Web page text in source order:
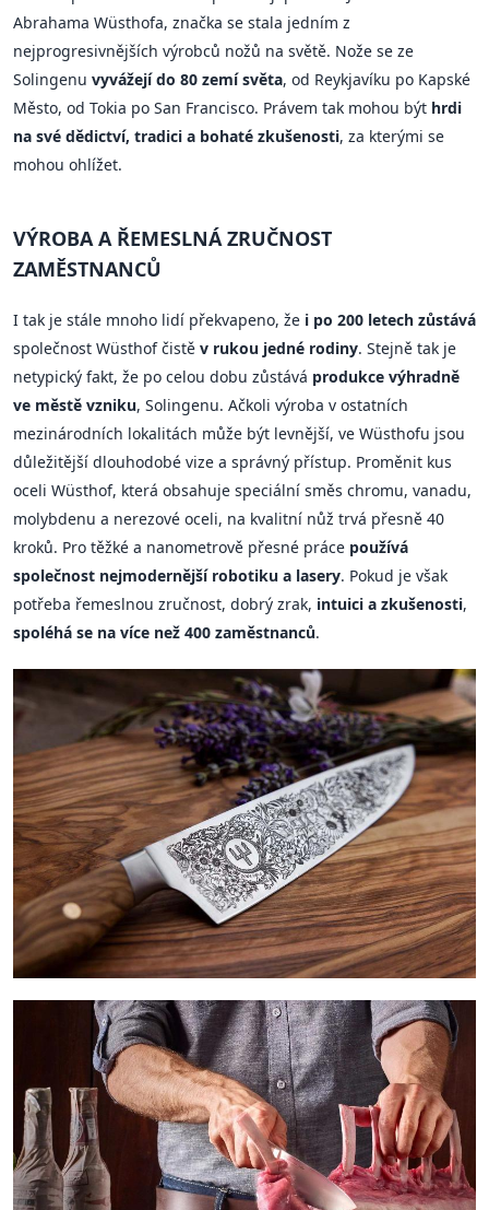
Abrahama Wüsthofa, značka se stala jedním z
nejprogresivnějších výrobců nožů na světě. Nože se ze
Solingenu vyvážejí do 80 zemí světa, od Reykjavíku po Kapské
Město, od Tokia po San Francisco. Právem tak mohou být hrdi
na své dědictví, tradici a bohaté zkušenosti, za kterými se
mohou ohlížet.
VÝROBA A ŘEMESLNÁ ZRUČNOST
ZAMĚSTNANCŮ
I tak je stále mnoho lidí překvapeno, že i po 200 letech zůstává
společnost Wüsthof čistě v rukou jedné rodiny. Stejně tak je
netypický fakt, že po celou dobu zůstává produkce výhradně
ve městě vzniku, Solingenu. Ačkoli výroba v ostatních
mezinárodních lokalitách může být levnější, ve Wüsthofu jsou
důležitější dlouhodobé vize a správný přístup. Proměnit kus
oceli Wüsthof, která obsahuje speciální směs chromu, vanadu,
molybdenu a nerezové oceli, na kvalitní nůž trvá přesně 40
kroků. Pro těžké a nanometrově přesné práce používá
společnost nejmodernější robotiku a lasery. Pokud je však
potřeba řemeslnou zručnost, dobrý zrak, intuici a zkušenosti,
spoléhá se na více než 400 zaměstnanců.